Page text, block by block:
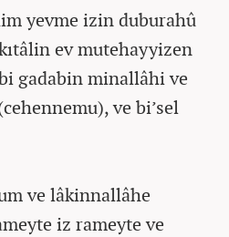
yevme izin duburahû
ev mutehayyizen
gadabin minallâhi ve
ve bi’sel
ve lâkinnallâhe
iz rameyte ve